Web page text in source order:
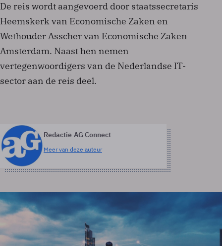
De reis wordt aangevoerd door staatssecretaris
Heemskerk van Economische Zaken en
Wethouder Asscher van Economische Zaken
Amsterdam. Naast hen nemen
vertegenwoordigers van de Nederlandse IT-
sector aan de reis deel.
Redactie AG Connect
Meer van deze auteur